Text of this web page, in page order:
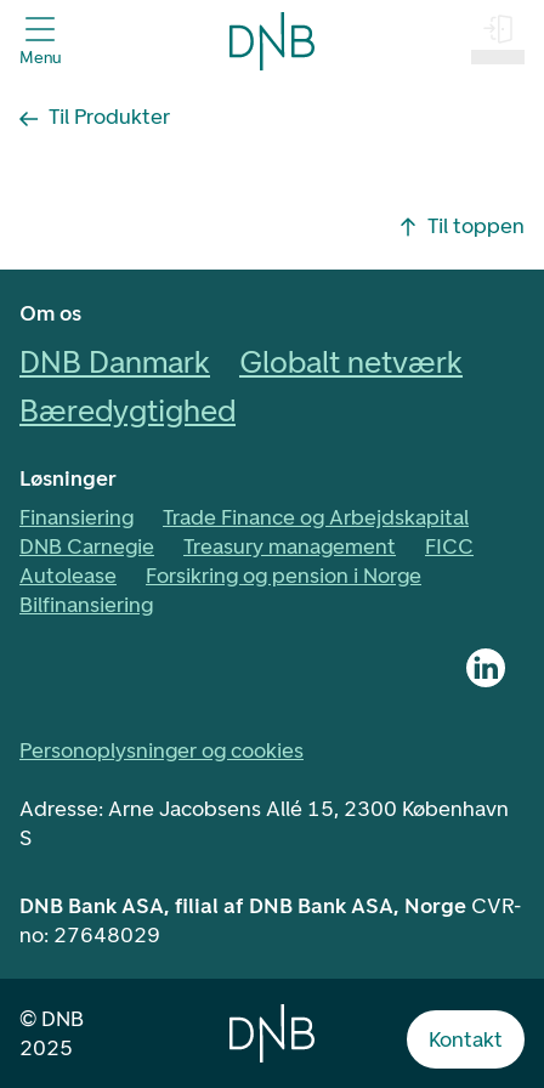
header.title
Menu
Til Produkter
Kontakt
Til toppen
Om os
DNB Danmark
Globalt netværk
Bæredygtighed
Løsninger
Finansiering
Trade Finance og Arbejdskapital
DNB Carnegie
Treasury management
FICC
Autolease
Forsikring og pension i Norge
Bilfinansiering
Personoplysninger og cookies
Adresse: Arne Jacobsens Allé 15, 2300 København
S
DNB Bank ASA, filial af DNB Bank ASA, Norge CVR-
no: 27648029
© DNB
2025